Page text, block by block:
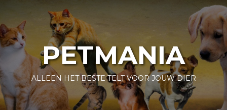
content
PETMANIA
ALLEEN HET BESTE TELT VOOR JOUW DIER